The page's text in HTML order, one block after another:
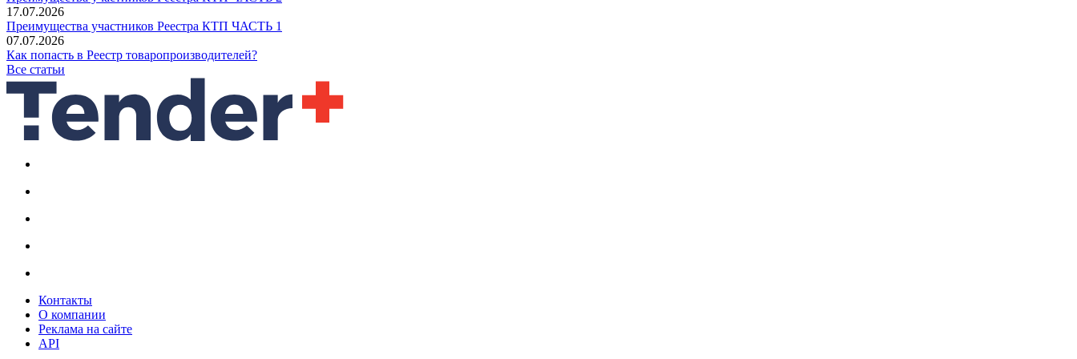
17.07.2026
Преимущества участников Реестра КТП ЧАСТЬ 1
07.07.2026
Как попасть в Реестр товаропроизводителей?
Все статьи
Контакты
О компании
Реклама на сайте
API